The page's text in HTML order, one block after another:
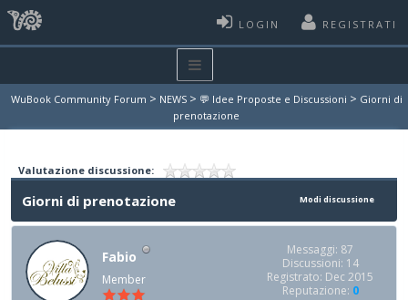
LOGIN REGISTRATI
WuBook Community Forum > NEWS > 💬 Idee Proposte e Discussioni > Giorni di
prenotazione
Valutazione discussione:
Modi discussione
Giorni di prenotazione
Fabio
Member
Messaggi: 87
Discussioni: 14
Registrato: Dec 2015
Reputazione: 0